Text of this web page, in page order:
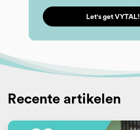
Let's get VYTAL!
Recente artikelen